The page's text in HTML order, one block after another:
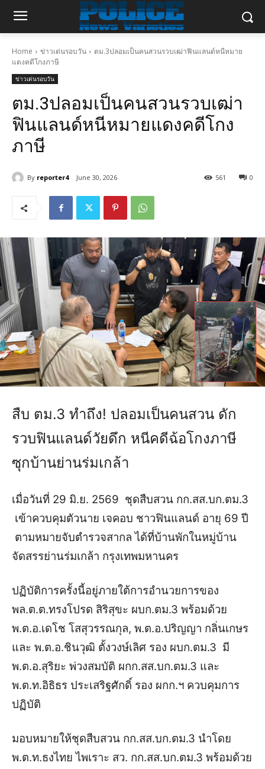
Home ข่าวเด่นรอบวัน
ตม.3ปลอมเป็นคนสวนรวบเฒ่าฟินแลนด์หนีหมาย
แดงคดีโกงภาษี
ข่าวเด่นรอบวัน
ตม.3ปลอมเป็นคนสวนรวบเฒ่า
ฟินแลนด์หนีหมายแดงคดีโกง
ภาษี
By reporter4 June 30, 2026 0
561
สืบ ตม.3 ทำถึง! ปลอมเป็นคนสวน ดัก
รวบฟินแลนด์วัยดึก หนีคดีฉ้อโกงภาษี
ซุกบ้านย่านร่มเกล้า
เมื่อวันที่ 29 มิ.ย. 2569 ชุดสืบสวน กก.สส.บก.ตม.3
เข้าควบคุมตัวนาย เจคอบ ชาวฟินแลนด์ อายุ 69 ปี
ตามหมายจับตำรวจสากล ได้ที่บ้านพักในหมู่บ้าน
จัดสรรย่านร่มเกล้า กรุงเทพมหานคร
ปฏิบัติการครั้งนี้อยู่ภายใต้การอำนวยการของ
พล.ต.ต.ทรงโปรด สิริสุขะ ผบก.ตม.3 พร้อมด้วย
พ.ต.อ.เดโช โสสุวรรณกุล, พ.ต.อ.ปริญญา กลิ่นเกษร
และ พ.ต.อ.ชินวุฒิ ตั้งวงษ์เลิศ รอง ผบก.ตม.3 มี
พ.ต.อ.สุริยะ พ่วงสมบัติ ผกก.สส.บก.ตม.3 และ
พ.ต.ท.อิธิธร ประเสริฐศักดิ์ รอง ผกก.ฯ ควบคุมการ
ปฏิบัติ
มอบหมายให้ชุดสืบสวน กก.สส.บก.ตม.3 นำโดย
พ.ต.ท.ธงไทย ไพเราะ สว. กก.สส.บก.ตม.3 พร้อมด้วย